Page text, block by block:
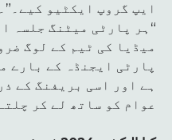
ایپ گروپ ایکٹیو
“ہر پارٹی میٹنگ جلسہ
میڈیا کی ٹیم کے لوگ
پارٹی ایجنڈہ کے بارے
ہے اور اسی بریفنگ کے
عوام کو ساتھ لے کر